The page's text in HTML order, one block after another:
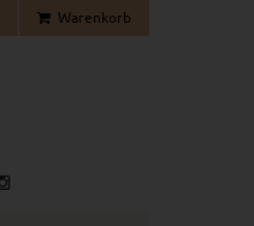
Warenkorb